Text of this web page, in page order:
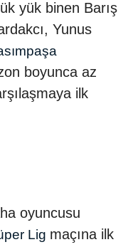
yük binen Barış
Yunus
boyunca az
ilk
oyuncusu
Lig maçına ilk